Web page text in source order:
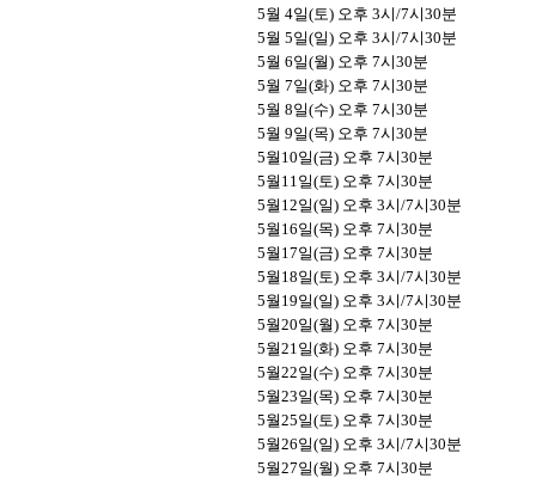
5월 4일(토) 오후 3시/7시30분
5월 5일(일) 오후 3시/7시30분
5월 6일(월) 오후 7시30분
5월 7일(화) 오후 7시30분
5월 8일(수) 오후 7시30분
5월 9일(목) 오후 7시30분
5월 10일(금) 오후 7시30분
5월 11일(토) 오후 7시30분
5월 12일(일) 오후 3시/7시30분
5월 16일(목) 오후 7시30분
5월 17일(금) 오후 7시30분
5월 18일(토) 오후 3시/7시30분
5월 19일(일) 오후 3시/7시30분
5월20일(월) 오후 7시30분
5월21일(화) 오후 7시30분
5월22일(수) 오후 7시30분
5월23일(목) 오후 7시30분
5월25일(토) 오후 7시30분
5월26일(일) 오후 3시/7시30분
5월27일(월) 오후 7시30분